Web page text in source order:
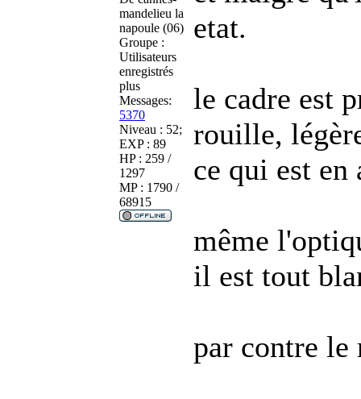
mandelieu la
napoule (06)
Groupe :
Utilisateurs
enregistrés
plus
Messages:
5370
Niveau : 52;
EXP : 89
HP : 259 /
1297
MP : 1790 /
68915
etat.
le cadre est
rouille,
ce qui est en
même
il est tout
par contre le